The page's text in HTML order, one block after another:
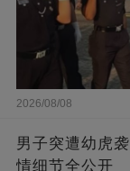
2026/08/08
男子突遭幼虎
情细节全公开